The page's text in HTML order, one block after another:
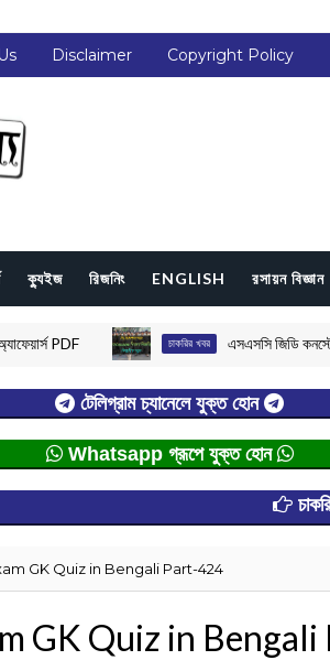
Disclaimer Copyright Policy
ক্যুইজ রিজনিং ENGLISH রসায়ন বিজ্ঞান
চাকরির খবর এসএসসি জিডি কনস্টেবল
টেলিগ্রাম চ্যানেলে যুক্ত হোন
Whatsapp গ্রূপে যুক্ত হোন
চাকরির খবর
GK Quiz in Bengali Part-424
GK Quiz in